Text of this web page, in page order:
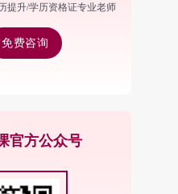
提升/学历资格证专业老师
免费咨询
官方公众号